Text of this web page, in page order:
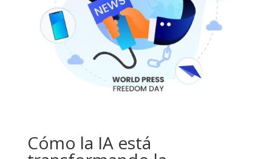
Cómo la IA está